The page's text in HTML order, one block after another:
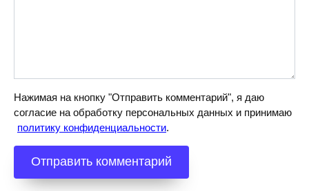
Нажимая на кнопку "Отправить комментарий", я даю
согласие на обработку персональных данных и принимаю
политику конфиденциальности.